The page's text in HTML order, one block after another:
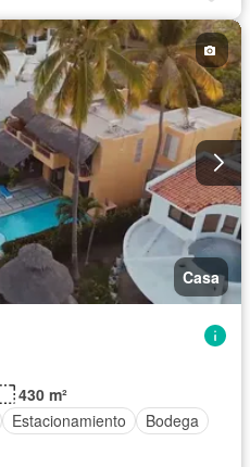
Casa
430 m²
Estacionamiento
Bodega